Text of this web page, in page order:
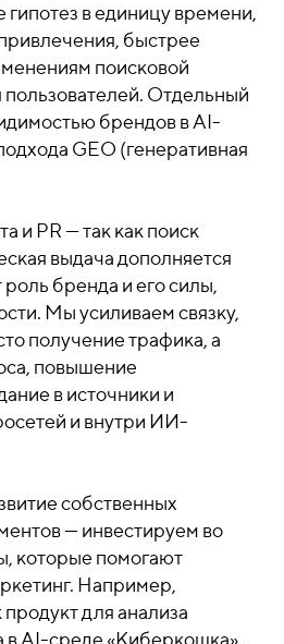
гипотез в единицу времени,
быстрее
поисковой
Отдельный
брендов в AI-
GEO (генеративная
и PR — так как поиск
выдача дополняется
бренда и его силы,
Мы усиливаем связку,
получение трафика, а
повышение
в источники и
и внутри ИИ-
собственных
— инвестируем во
которые помогают
Например,
для анализа
в AI-среде «Киберкошка».